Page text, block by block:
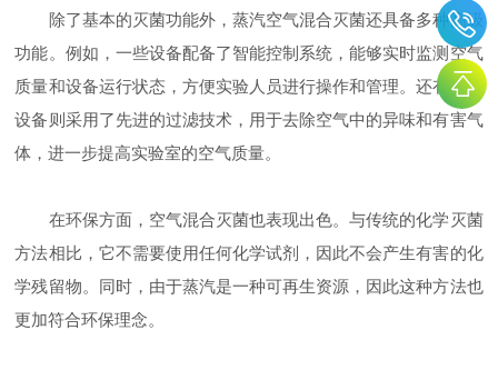
除了基本的灭菌功能外，蒸汽空气混合灭菌还具备多种高级
功能。例如，一些设备配备了智能控制系统，能够实时监测空气
质量和设备运行状态，方便实验人员进行操作和管理。还有一些
设备则采用了先进的过滤技术，用于去除空气中的异味和有害气
体，进一步提高实验室的空气质量。
在环保方面，空气混合灭菌也表现出色。与传统的化学灭菌
方法相比，它不需要使用任何化学试剂，因此不会产生有害的化
学残留物。同时，由于蒸汽是一种可再生资源，因此这种方法也
更加符合环保理念。